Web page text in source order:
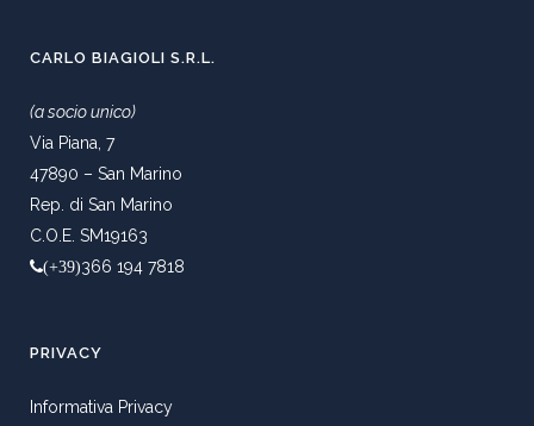
CARLO BIAGIOLI S.R.L.
(a socio unico)
Via Piana, 7
47890 – San Marino
Rep. di San Marino
C.O.E. SM19163
(+39)366 194 7818
PRIVACY
Informativa Privacy